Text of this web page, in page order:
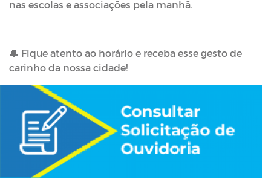
nas escolas e associações pela manhã.
🔔 Fique atento ao horário e receba esse gesto de
carinho da nossa cidade!